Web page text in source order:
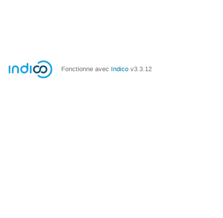
Fonctionne avec Indico v3.3.12